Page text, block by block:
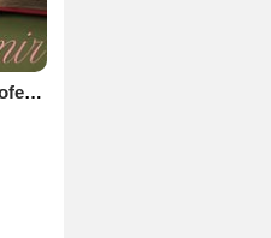
Le Délicieux Professeur V.